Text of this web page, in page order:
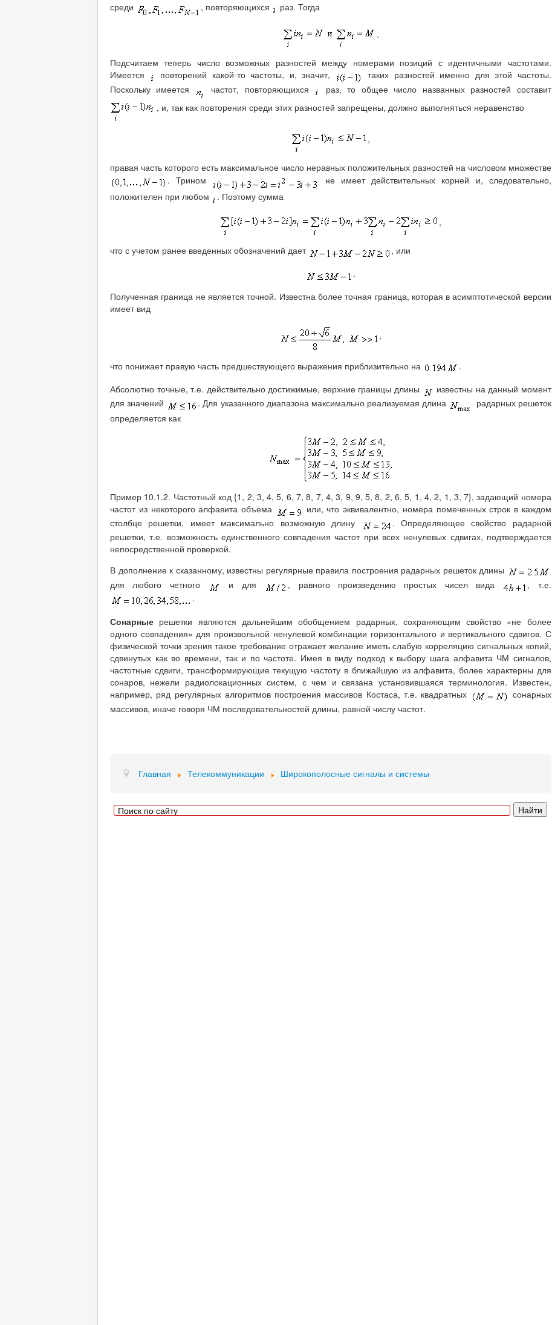
среди
, повторяющихся раз. Тогда
.
Подсчитаем теперь число возможных разностей между номерами позиций с идентичными частотами.
Имеется
повторений какой-то частоты, и, значит,
таких разностей именно для этой частоты.
Поскольку имеется
частот, повторяющихся
раз, то общее число названных разностей составит
, и, так как повторения среди этих разностей запрещены, должно выполняться неравенство
,
правая часть которого есть максимальное число неравных положительных разностей на числовом множестве
. Трином
не имеет действительных корней и, следовательно,
положителен при любом
. Поэтому сумма
,
что с учетом ранее введенных обозначений дает
, или
.
Полученная граница не является точной. Известна более точная граница, которая в асимптотической версии
имеет вид
,
что понижает правую часть предшествующего выражения приблизительно на
.
Абсолютно точные, т.е. действительно достижимые, верхние границы длины
известны на данный момент
для значений
. Для указанного диапазона максимально реализуемая длина
радарных решеток
определяется как
Пример 10.1.2. Частотный код {1, 2, 3, 4, 5, 6, 7, 8, 7, 4, 3, 9, 9, 5, 8, 2, 6, 5, 1, 4, 2, 1, 3, 7}, задающий номера
частот из некоторого алфавита объема
или, что эквивалентно, номера помеченных строк в каждом
столбце решетки, имеет максимально возможную длину
. Определяющее свойство радарной
решетки, т.е. возможность единственного совпадения частот при всех ненулевых сдвигах, подтверждается
непосредственной проверкой.
В дополнение к сказанному, известны регулярные правила построения радарных решеток длины
для любого четного
и для , равного произведению простых чисел вида
, т.е.
.
Сонарные решетки являются дальнейшим обобщением радарных, сохраняющим свойство «не более
одного совпадения» для произвольной ненулевой комбинации горизонтального и вертикального сдвигов. С
физической точки зрения такое требование отражает желание иметь слабую корреляцию сигнальных копий,
сдвинутых как во времени, так и по частоте. Имея в виду подход к выбору шага алфавита ЧМ сигналов,
частотные сдвиги, трансформирующие текущую частоту в ближайшую из алфавита, более характерны для
сонаров, нежели радиолокационных систем, с чем и связана установившаяся терминология. Известен,
например, ряд регулярных алгоритмов построения массивов Костаса, т.е. квадратных
сонарных
массивов, иначе говоря ЧМ последовательностей длины, равной числу частот.
Главная Телекоммуникации Широкополосные сигналы и системы